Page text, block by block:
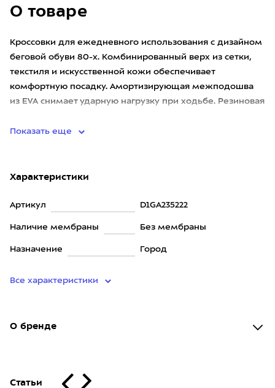
О товаре
Кроссовки для ежедневного использования с дизайном
беговой обуви 80-х. Комбинированный верх из сетки,
текстиля и искусственной кожи обеспечивает
комфортную посадку. Амортизирующая межподошва
из EVA снимает ударную нагрузку при ходьбе. Резиновая
Показать еще
Характеристики
Артикул D1GA235222
Наличие мембраны Без мембраны
Назначение Город
Все характеристики
О бренде
Статьи